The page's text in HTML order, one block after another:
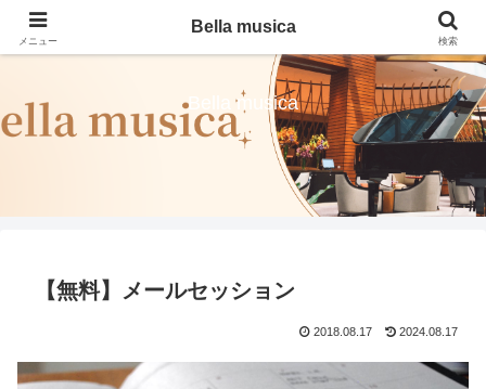
Bella musica
【無料】メールセッション
2018.08.17 2024.08.17
メニュー
Bella musica
検索